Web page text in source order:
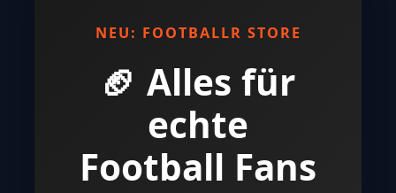
NEU: FOOTBALLR STORE
🏈 Alles für
echte
Football Fans